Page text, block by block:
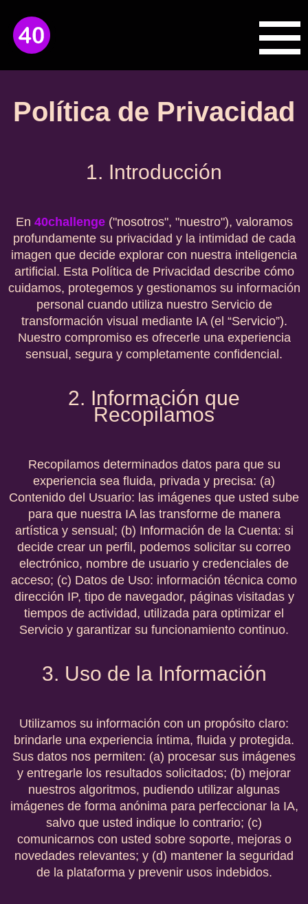
Política de Privacidad
1. Introducción
En 40challenge("nosotros", "nuestro"), valoramos
profundamente su privacidad y la intimidad de cada
imagen que decide explorar con nuestra inteligencia
artificial. Esta Política de Privacidad describe cómo
cuidamos, protegemos y gestionamos su información
personal cuando utiliza nuestro Servicio de
transformación visual mediante IA (el “Servicio”).
Nuestro compromiso es ofrecerle una experiencia
sensual, segura y completamente confidencial.
2. Información que
Recopilamos
Recopilamos determinados datos para que su
experiencia sea fluida, privada y precisa: (a)
Contenido del Usuario: las imágenes que usted sube
para que nuestra IA las transforme de manera
artística y sensual; (b) Información de la Cuenta: si
decide crear un perfil, podemos solicitar su correo
electrónico, nombre de usuario y credenciales de
acceso; (c) Datos de Uso: información técnica como
dirección IP, tipo de navegador, páginas visitadas y
tiempos de actividad, utilizada para optimizar el
Servicio y garantizar su funcionamiento continuo.
3. Uso de la Información
Utilizamos su información con un propósito claro:
brindarle una experiencia íntima, fluida y protegida.
Sus datos nos permiten: (a) procesar sus imágenes
y entregarle los resultados solicitados; (b) mejorar
nuestros algoritmos, pudiendo utilizar algunas
imágenes de forma anónima para perfeccionar la IA,
salvo que usted indique lo contrario; (c)
comunicarnos con usted sobre soporte, mejoras o
novedades relevantes; y (d) mantener la seguridad
de la plataforma y prevenir usos indebidos.